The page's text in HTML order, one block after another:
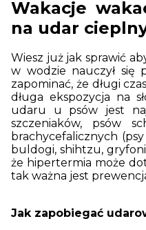
Wakacje
na udar
Wiesz już jak sprawić
w wodzie nauczył się
zapominać, że długi
długa ekspozycja na
udaru u psów jest
szczeniaków, psów
brachycefalicznych
buldogi, shihtzu,
że hipertermia może
tak ważna jest
Jak zapobiegać